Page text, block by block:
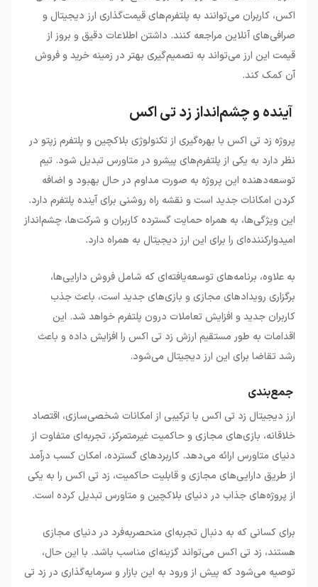
اکس، کاربران می‌توانند به پلتفرم‌های قیمت‌گذاری ارز دیجیتال و
صرافی‌های آنلاین مراجعه کنند. داشتن اطلاعات دقیق و بروز از
قیمت این ارز می‌تواند به تصمیم‌گیری بهتر در زمینه خرید و فروش
آن کمک کند.
آینده و چشم‌انداز زد تی اکس
پروژه زد تی اکس با بهره‌گیری از تکنولوژی بلاکچین و پلتفرم زپتو در
نظر دارد به یکی از پلتفرم‌های پیشرو در متاورس تبدیل شود. تیم
توسعه‌دهنده این پروژه به صورت مداوم در حال بهبود و اضافه
کردن امکانات جدید است و نقشه راه روشنی برای آینده پلتفرم دارد.
این ویژگی‌ها، به همراه حمایت گسترده کاربران و شرکت‌ها، چشم‌انداز
امیدوارکننده‌ای را برای این ارز دیجیتال به همراه دارد.
به علاوه، برنامه‌های توسعه‌یافته‌ای که شامل فروش دارایی‌ها،
برگزاری رویدادهای مجازی و بازی‌های جدید است، باعث جذب
کاربران جدید و افزایش تعاملات درون پلتفرم خواهد شد. این
اقدامات به طور مستقیم ارزش زد تی اکس را افزایش داده و باعث
رشد تقاضا برای این ارز دیجیتال می‌شود.
جمع‌بندی
ارز دیجیتال زد تی اکس با ترکیبی از امکانات شخصی‌سازی، اقتصاد
خلاقانه، بازی‌های مجازی و حاکمیت غیرمتمرکز، تجربه‌ای متفاوت از
دنیای متاورس ارائه می‌دهد. کاربردهای گسترده، امکان کسب درآمد
از طریق دارایی‌های مجازی و قابلیت حاکمیت، زد تی اکس را به یکی
از پروژه‌های جذاب در دنیای بلاکچین و متاورس تبدیل کرده است.
برای کسانی که به دنبال تجربه‌ای منحصربه‌فرد در دنیای مجازی
هستند، زد تی اکس می‌تواند گزینه‌ای مناسب باشد. با این حال،
توصیه می‌شود که پیش از ورود به این بازار و سرمایه‌گذاری در زد تی